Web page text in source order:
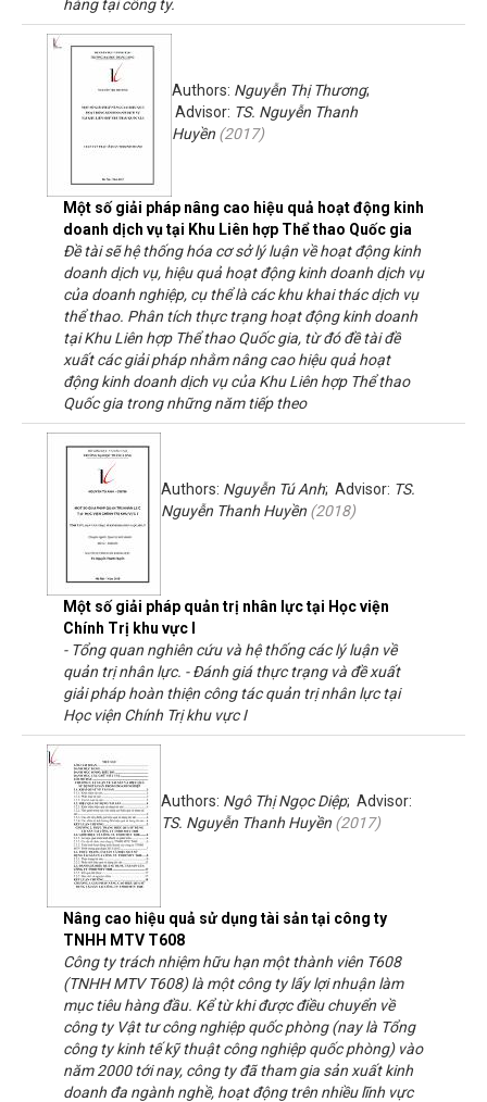
hàng tại công ty.
Một số giải pháp nâng cao hiệu quả hoạt động kinh
doanh dịch vụ tại Khu Liên hợp Thể thao Quốc gia
Authors: Nguyễn Thị Thương;
Advisor: TS. Nguyễn Thanh
Huyền (2017)
Đề tài sẽ hệ thống hóa cơ sở lý luận về hoạt động kinh
doanh dịch vụ, hiệu quả hoạt động kinh doanh dịch vụ
của doanh nghiệp, cụ thể là các khu khai thác dịch vụ
thể thao. Phân tích thực trạng hoạt động kinh doanh
tại Khu Liên hợp Thể thao Quốc gia, từ đó đề tài đề
xuất các giải pháp nhằm nâng cao hiệu quả hoạt
động kinh doanh dịch vụ của Khu Liên hợp Thể thao
Quốc gia trong những năm tiếp theo
Một số giải pháp quản trị nhân lực tại Học viện
Chính Trị khu vực I
Authors: Nguyễn Tú Anh; Advisor: TS.
Nguyễn Thanh Huyền (2018)
- Tổng quan nghiên cứu và hệ thống các lý luận về
quản trị nhân lực. - Đánh giá thực trạng và đề xuất
giải pháp hoàn thiện công tác quản trị nhân lực tại
Học viện Chính Trị khu vực I
Nâng cao hiệu quả sử dụng tài sản tại công ty
TNHH MTV T608
Authors: Ngô Thị Ngọc Diệp; Advisor:
TS. Nguyễn Thanh Huyền (2017)
Công ty trách nhiệm hữu hạn một thành viên T608
(TNHH MTV T608) là một công ty lấy lợi nhuận làm
mục tiêu hàng đầu. Kể từ khi được điều chuyển về
công ty Vật tư công nghiệp quốc phòng (nay là Tổng
công ty kinh tế kỹ thuật công nghiệp quốc phòng) vào
năm 2000 tới nay, công ty đã tham gia sản xuất kinh
doanh đa ngành nghề, hoạt động trên nhiều lĩnh vực